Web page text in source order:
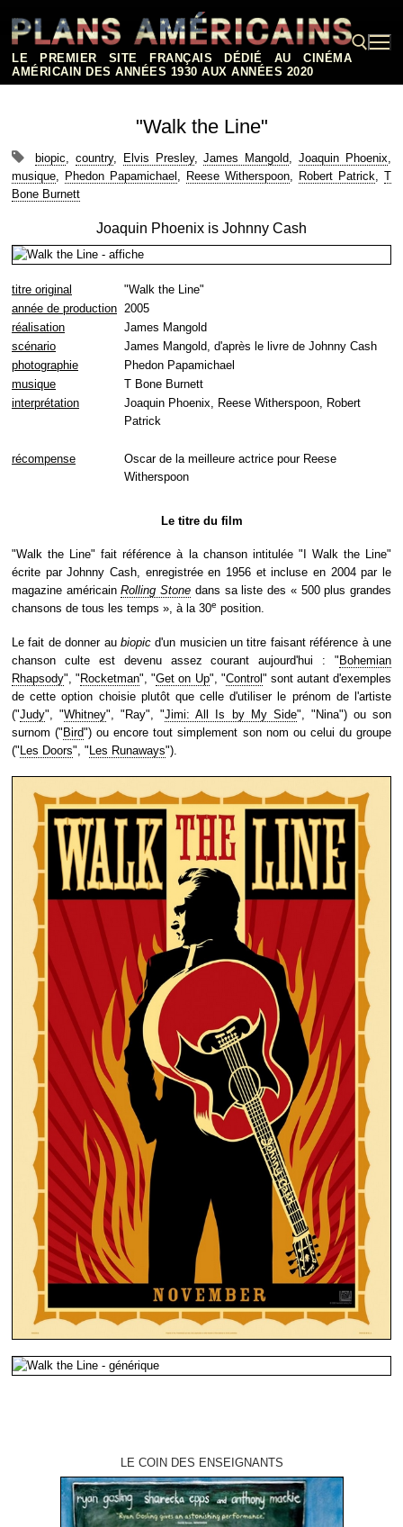
contenu
LE PREMIER SITE FRANÇAIS DÉDIÉ AU CINÉMA
AMÉRICAIN DES ANNÉES 1930 AUX ANNÉES 2020
Rechercher :
"Walk the Line"
biopic, country, Elvis Presley,James Mangold,Joaquin Phoenix,
musique, Phedon Papamichael , Reese Witherspoon, Robert Patrick, T
Bone Burnett
Joaquin Phoenix is Johnny Cash
titre original
"Walk the Line"
année de production 2005
réalisation
James Mangold
scénario
James Mangold, d'après le livre de Johnny Cash
photographie
Phedon Papamichael
musique
T Bone Burnett
interprétation
Joaquin Phoenix, Reese Witherspoon, Robert
Patrick
récompense
Oscar de la meilleure actrice pour Reese
Witherspoon
Le titre du film
"Walk the Line" fait référence à la chanson intitulée "I Walk the Line"
écrite par Johnny Cash, enregistrée en 1956 et incluse en 2004 par le
magazine américainRolling Stone dans sa liste des « 500 plus grandes
chansons de tous les temps », à la 30e position.
Le fait de donner au biopicd'un musicien un titre faisant référence à une
chanson culte est devenu assez courant aujourd'hui : " Bohemian
Rhapsody", " Rocketman", "Get on Up", "Control " sont autant d'exemples
de cette option choisie plutôt que celle d'utiliser le prénom de l'artiste
("Judy", "Whitney", "Ray", "Jimi: All Is by My Side", "Nina") ou son
surnom (" Bird") ou encore tout simplement son nom ou celui du groupe
(" Les Doors", " Les Runaways").
LE COIN DES ENSEIGNANTS